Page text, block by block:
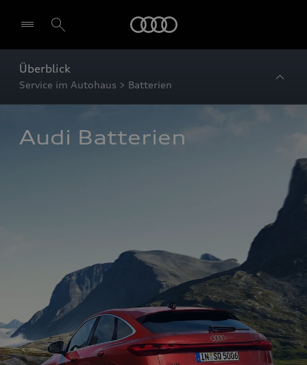
Überblick
Service im Autohaus > Batterien
Audi Batterien